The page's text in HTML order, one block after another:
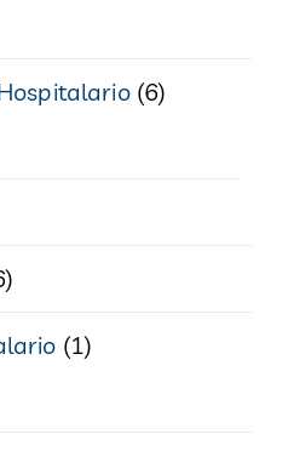
(6)
(1)